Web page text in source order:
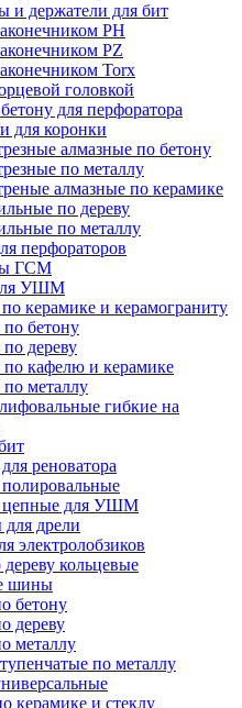
и держатели для бит
PH
PZ
Torx
головкой
для перфоратора
для коронки
алмазные по бетону
по металлу
алмазные по керамике
по дереву
по металлу
перфораторов
ГСМ
УШМ
керамике и керамограниту
бетону
дереву
кафелю и керамике
металлу
гибкие на
реноватора
цепные для УШМ
дрели
электролобзиков
кольцевые
шины
бетону
дереву
металлу
по металлу
керамике и стеклу